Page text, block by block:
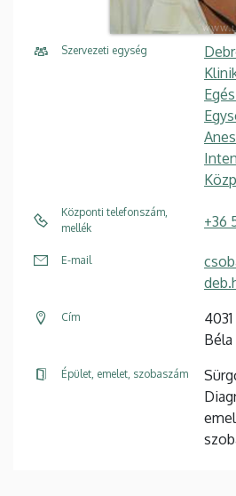
Szervezeti egység
Központi telefonszám,
mellék
+36
E-mail
Cím
Épület, emelet, szobaszám